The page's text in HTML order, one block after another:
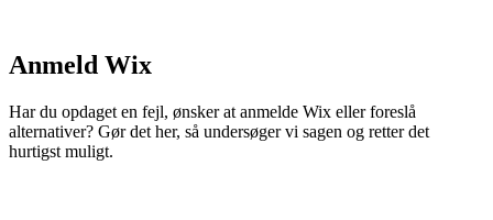
Anmeld Wix
Har du opdaget en fejl, ønsker at anmelde Wix eller foreslå
alternativer? Gør det her, så undersøger vi sagen og retter det
hurtigst muligt.